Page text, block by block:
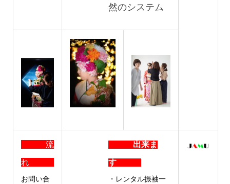
然のシステム
流
れ
お問い合
出来ま
す
・レンタル振袖一